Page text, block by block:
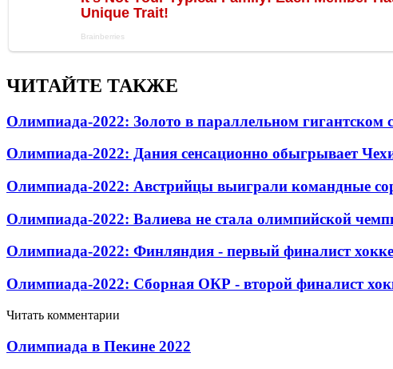
ЧИТАЙТЕ ТАКЖЕ
Олимпиада-2022: Золото в параллельном гигантском
Олимпиада-2022: Дания сенсационно обыгрывает
Олимпиада-2022: Австрийцы выиграли командные
Олимпиада-2022: Валиева не стала олимпийской
Олимпиада-2022: Финляндия - первый финалист
Олимпиада-2022: Сборная ОКР - второй финалист
Читать комментарии
Олимпиада в Пекине 2022